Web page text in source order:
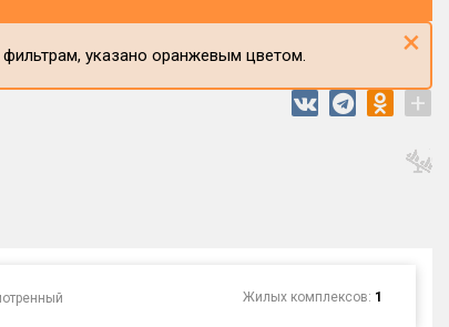
указано оранжевым цветом. ×
+
Жилых комплексов: 1